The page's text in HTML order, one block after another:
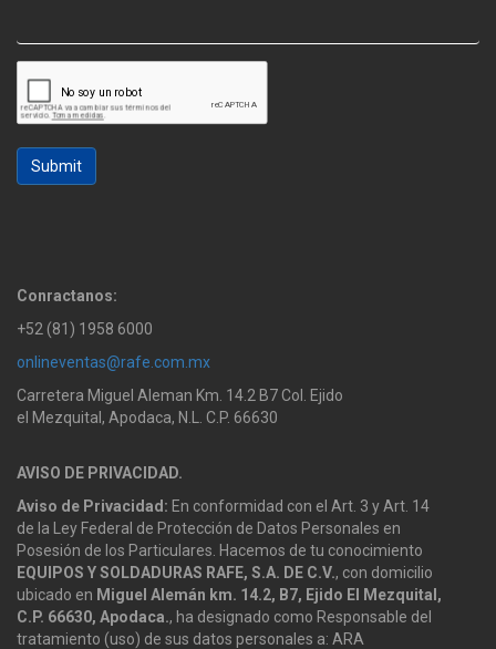
Submit
Conractanos:
+52 (81) 1958 6000
onlineventas@rafe.com.mx
Carretera Miguel Aleman Km. 14.2 B7 Col. Ejido
el Mezquital, Apodaca, N.L. C.P. 66630
AVISO DE PRIVACIDAD.
Aviso de Privacidad: En conformidad con el Art. 3 y Art. 14
de la Ley Federal de Protección de Datos Personales en
Posesión de los Particulares. Hacemos de tu conocimiento
EQUIPOS Y SOLDADURAS RAFE, S.A. DE C.V., con domicilio
ubicado en Miguel Alemán km. 14.2, B7, Ejido El Mezquital,
C.P. 66630, Apodaca., ha designado como Responsable del
tratamiento (uso) de sus datos personales a: ARA